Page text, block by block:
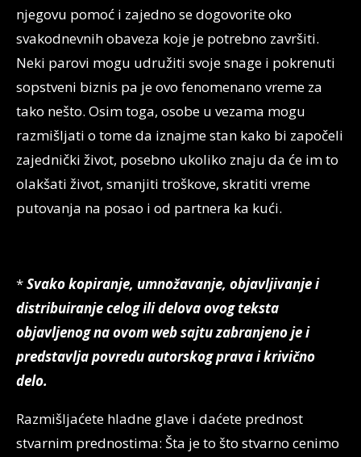
njegovu pomoć i zajedno se dogovorite oko
svakodnevnih obaveza koje je potrebno završiti.
Neki parovi mogu udružiti svoje snage i pokrenuti
sopstveni biznis pa je ovo fenomenano vreme za
tako nešto. Osim toga, osobe u vezama mogu
razmišljati o tome da iznajme stan kako bi započeli
zajednički život, posebno ukoliko znaju da će im to
olakšati život, smanjiti troškove, skratiti vreme
putovanja na posao i od partnera ka kući.
*Svako kopiranje, umnožavanje, objavljivanje i
distribuiranje celog ili delova ovog teksta
objavljenog na ovom web sajtu zabranjeno je i
predstavlja povredu autorskog prava i krivično
delo.
Razmišljaćete hladne glave i daćete prednost
stvarnim prednostima: Šta je to što stvarno cenimo